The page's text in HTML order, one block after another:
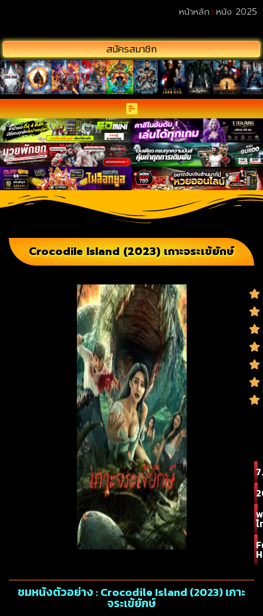
สมัครสมาชิก
หน้าหลัก หนัง 2025
Crocodile Island (2023) เกาะจระเข้ยักษ์
ชมหนังตัวอย่าง : Crocodile Island (2023) เกาะ
จระเข้ยักษ์